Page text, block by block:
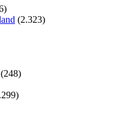
(2.323)
(248)